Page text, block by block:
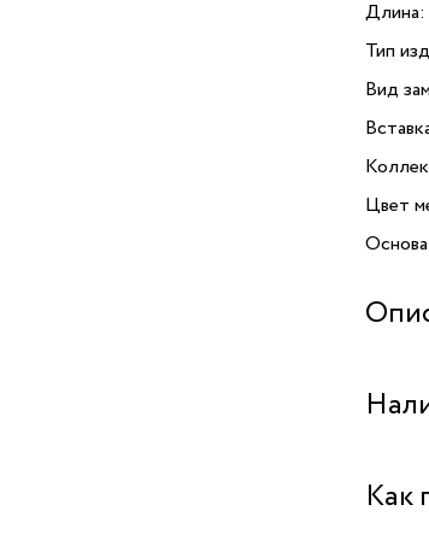
Длина:
Тип
Вид
Цвет
из
Бутик
Как